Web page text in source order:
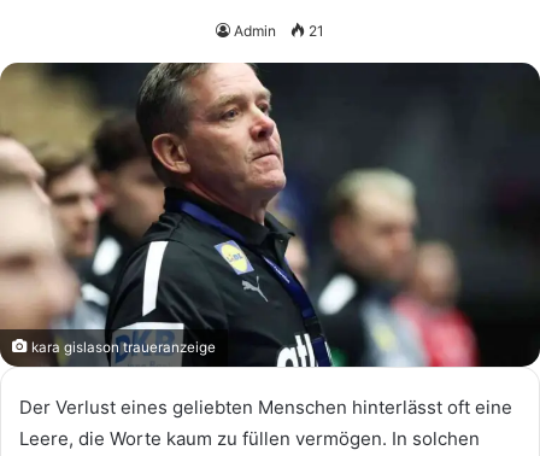
Admin 21
kara gislason traueranzeige
Der Verlust eines geliebten Menschen hinterlässt oft eine
Leere, die Worte kaum zu füllen vermögen. In solchen